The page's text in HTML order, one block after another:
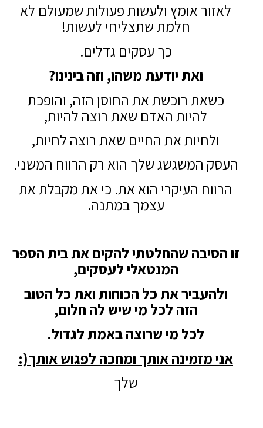
לאזור אומץ ולעשות פעולות שמעולם לא
חלמת שתצליחי לעשות!
כך עסקים גדלים.
ואת יודעת משהו, וזה בינינו?
כשאת רוכשת את החוסן הזה, והופכת
להיות האדם שאת רוצה להיות,
ולחיות את החיים שאת רוצה לחיות,
העסק המשגשג שלך הוא רק הרווח המשני.
הרווח העיקרי הוא את. כי את מקבלת את
עצמך במתנה.
זו הסיבה שהחלטתי להקים את בית הספר
המנטאלי לעסקים,
ולהעביר את כל הכוחות ואת כל הטוב
הזה לכל מי שיש לה חלום,
לכל מי שרוצה באמת לגדול.
אני מזמינה אותך ומחכה לפגוש אותך(:
שלך